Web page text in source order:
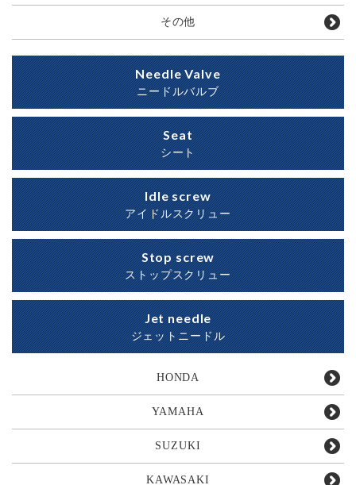
その他
Needle Valve
ニードルバルブ
Seat
シート
Idle screw
アイドルスクリュー
Stop screw
ストップスクリュー
Jet needle
ジェットニードル
HONDA
YAMAHA
SUZUKI
KAWASAKI